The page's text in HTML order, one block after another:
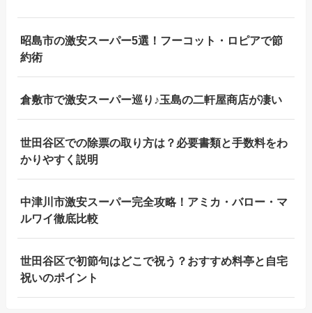
昭島市の激安スーパー5選！フーコット・ロピアで節
約術
倉敷市で激安スーパー巡り♪玉島の二軒屋商店が凄い
世田谷区での除票の取り方は？必要書類と手数料をわ
かりやすく説明
中津川市激安スーパー完全攻略！アミカ・バロー・マ
ルワイ徹底比較
世田谷区で初節句はどこで祝う？おすすめ料亭と自宅
祝いのポイント